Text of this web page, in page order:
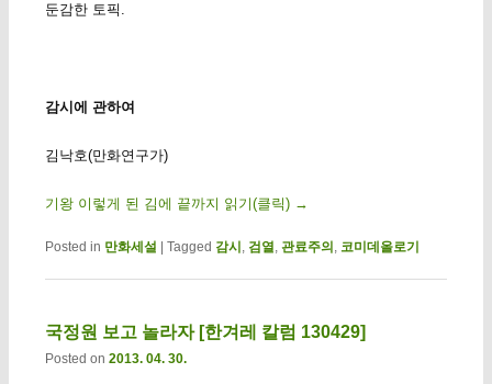
둔감한 토픽.
감시에 관하여
김낙호(만화연구가)
기왕 이렇게 된 김에 끝까지 읽기(클릭) →
Posted in 만화세설 Tagged 감시 , 검열, 관료주의 , 코미데올로기
국정원 보고 놀라자 [한겨레 칼럼 130429]
Posted on 2013. 04. 30.